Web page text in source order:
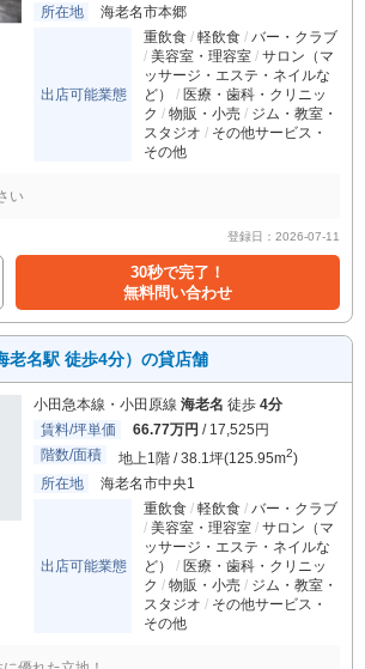
所在地
海老名市本郷
出店可能業態
重飲食 軽飲食
バー・クラブ
美容室・理容室
サロン（マ
ッサージ・エステ・ネイルな
ど）
医療・歯科・クリニッ
ク
物販・小売
ジム・教室・
スタジオ
その他サービス・
その他
い
登録日：2026-07-11
30秒で完了！
無料問い合わせ
老名駅 徒歩4分）の貸店舗
小田急本線・小田原線 海老名 徒歩 4分
賃料/坪単価
66.77万円 / 17,525円
階数/面積
地上1階 / 38.1坪(125.95m2)
所在地
海老名市中央1
出店可能業態
重飲食 軽飲食
バー・クラブ
美容室・理容室
サロン（マ
ッサージ・エステ・ネイルな
ど）
医療・歯科・クリニッ
ク
物販・小売
ジム・教室・
スタジオ
その他サービス・
その他